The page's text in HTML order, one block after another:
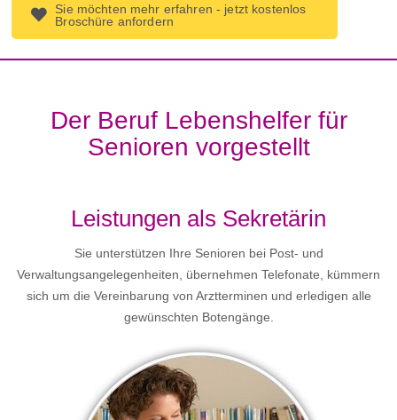
Sie möchten mehr erfahren - jetzt kostenlos
Broschüre anfordern
Der Beruf Lebenshelfer für
Senioren vorgestellt
Leistungen als Sekretärin
Sie unterstützen Ihre Senioren bei Post- und
Verwaltungsangelegenheiten, übernehmen Telefonate, kümmern
sich um die Vereinbarung von Arztterminen und erledigen alle
gewünschten Botengänge.